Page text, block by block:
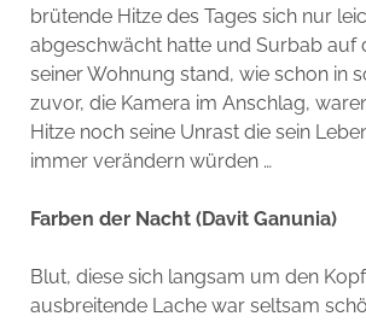
brütende Hitze des Tages sich nur
abgeschwächt hatte und Surbab auf
seiner Wohnung stand, wie schon in
zuvor, die Kamera im Anschlag,
Hitze noch seine Unrast die sein
immer verändern würden …
Farben der Nacht (Davit Ganunia)
Blut, diese sich langsam um den
ausbreitende Lache war seltsam